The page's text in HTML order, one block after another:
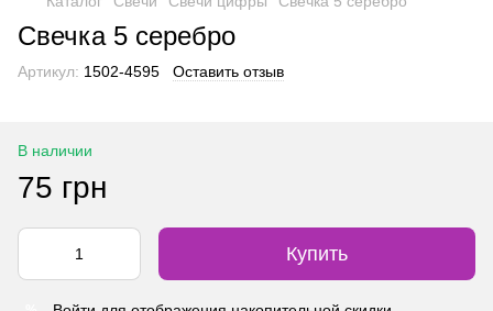
Свечка 5 серебро
Артикул: 1502-4595 Оставить отзыв
В наличии
75 грн
Купить